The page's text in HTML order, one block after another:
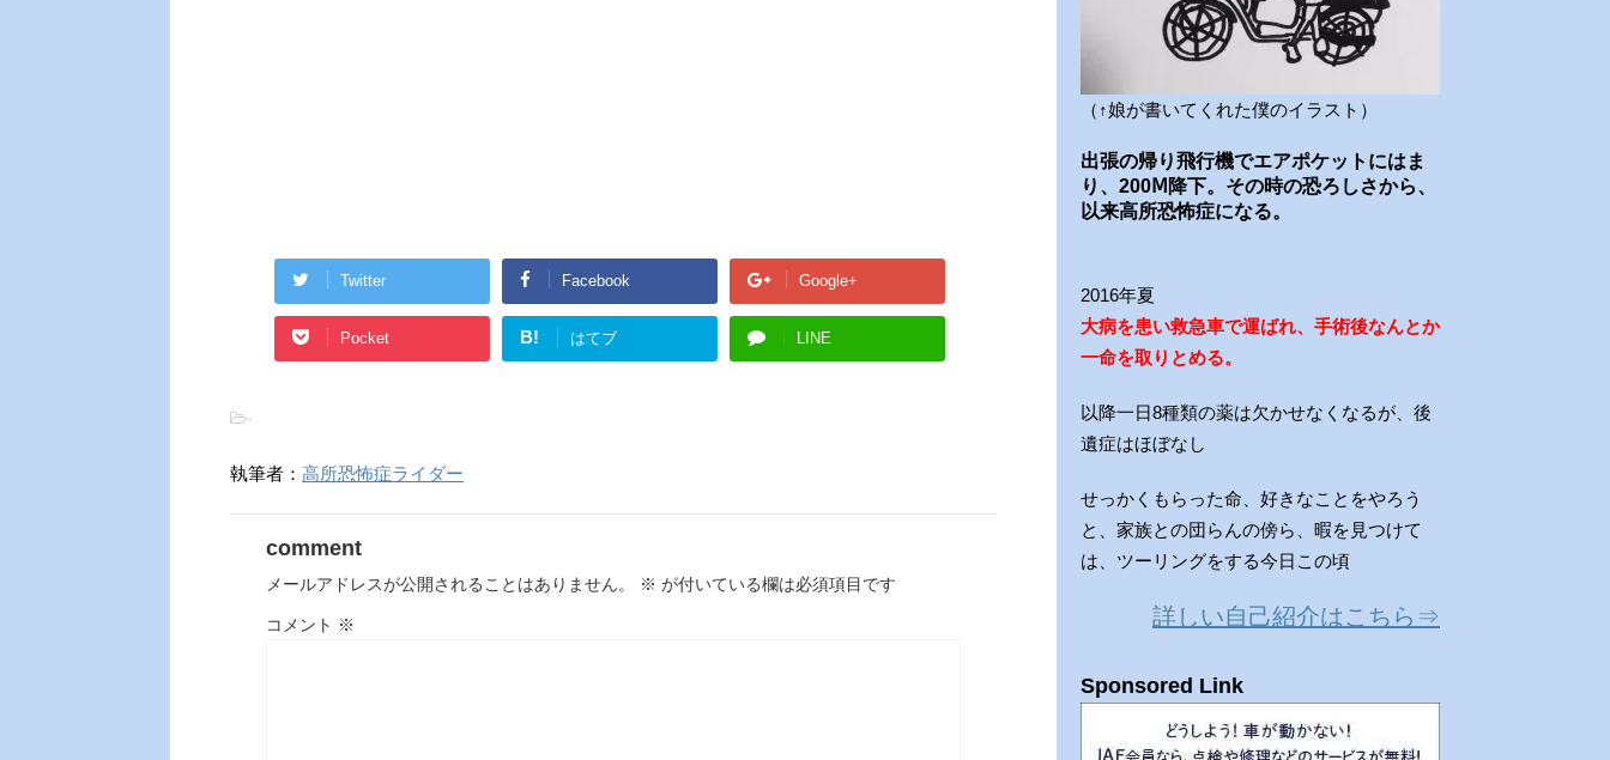
Twitter Facebook Google+
Pocket B! はてブ LINE
-
執筆者： 高所恐怖症ライダー
comment
メールアドレスが公開されることはありません。 ※ が付いている欄は必須項目です
コメント ※
（↑娘が書いてくれた僕のイラスト）
出張の帰り飛行機でエアポケットにはま
り、200Ⅿ降下。その時の恐ろしさから、
以来高所恐怖症になる。
2016年夏
大病を患い救急車で運ばれ、手術後なんとか
一命を取りとめる。
以降一日8種類の薬は欠かせなくなるが、後
遺症はほぼなし
せっかくもらった命、好きなことをやろう
と、家族との団らんの傍ら、暇を見つけて
は、ツーリングをする今日この頃
詳しい自己紹介はこちら⇒
Sponsored Link